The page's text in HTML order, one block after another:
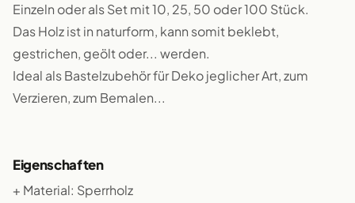
Einzeln oder als Set mit 10, 25, 50 oder 100 Stück.
Das Holz ist in naturform, kann somit beklebt,
gestrichen, geölt oder... werden.
Ideal als Bastelzubehör für Deko jeglicher Art, zum
Verzieren, zum Bemalen...
Eigenschaften
+ Material: Sperrholz